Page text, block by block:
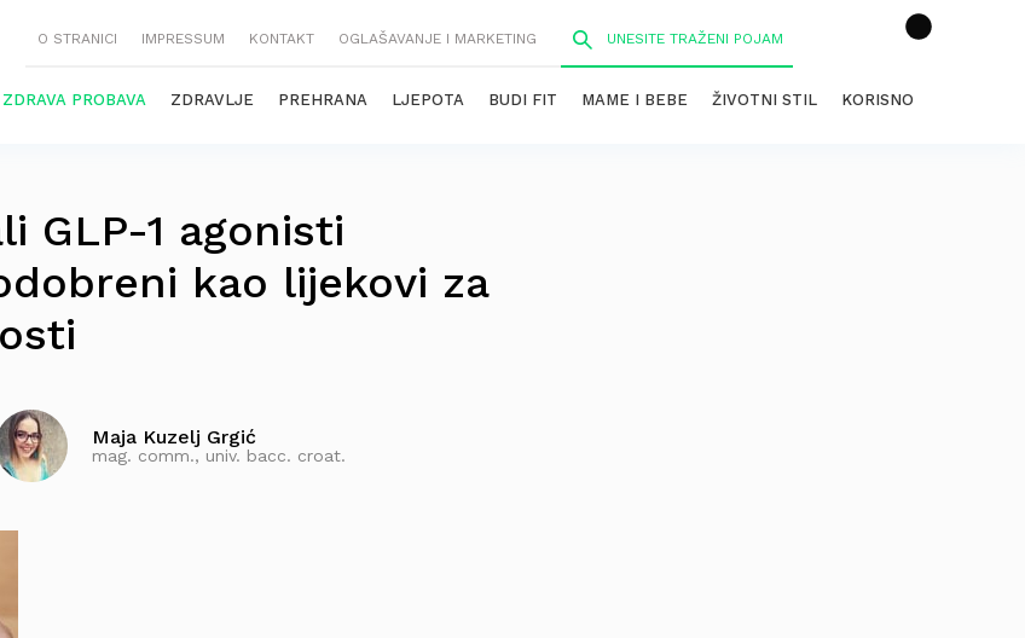
O STRANICI IMPRESSUM KONTAKT OGLAŠAVANJE I MARKETING
ZDRAVA PROBAVA ZDRAVLJE PREHRANA LJEPOTA BUDI FIT MAME I BEBE ŽIVOTNI STIL KORISNO
GLP-1 agonisti
kao lijekovi za
Maja Kuzelj Grgić
mag. comm., univ. bacc. croat.